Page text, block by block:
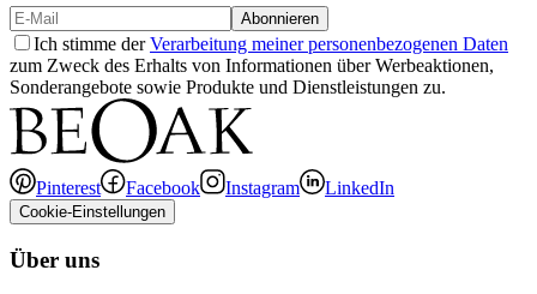
Abonnieren
Ich stimme derVerarbeitung meiner personenbezogenen Daten
zum Zweck des Erhalts von Informationen über Werbeaktionen,
Sonderangebote sowie Produkte und Dienstleistungen zu.
Pinterest Facebook Instagram LinkedIn
Cookie-Einstellungen
Über uns